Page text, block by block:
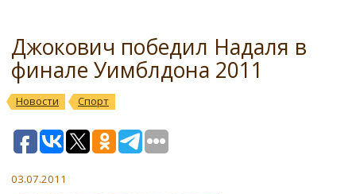
Джокович победил Надаля в
финале Уимблдона 2011
Новости Спорт
03.07.2011